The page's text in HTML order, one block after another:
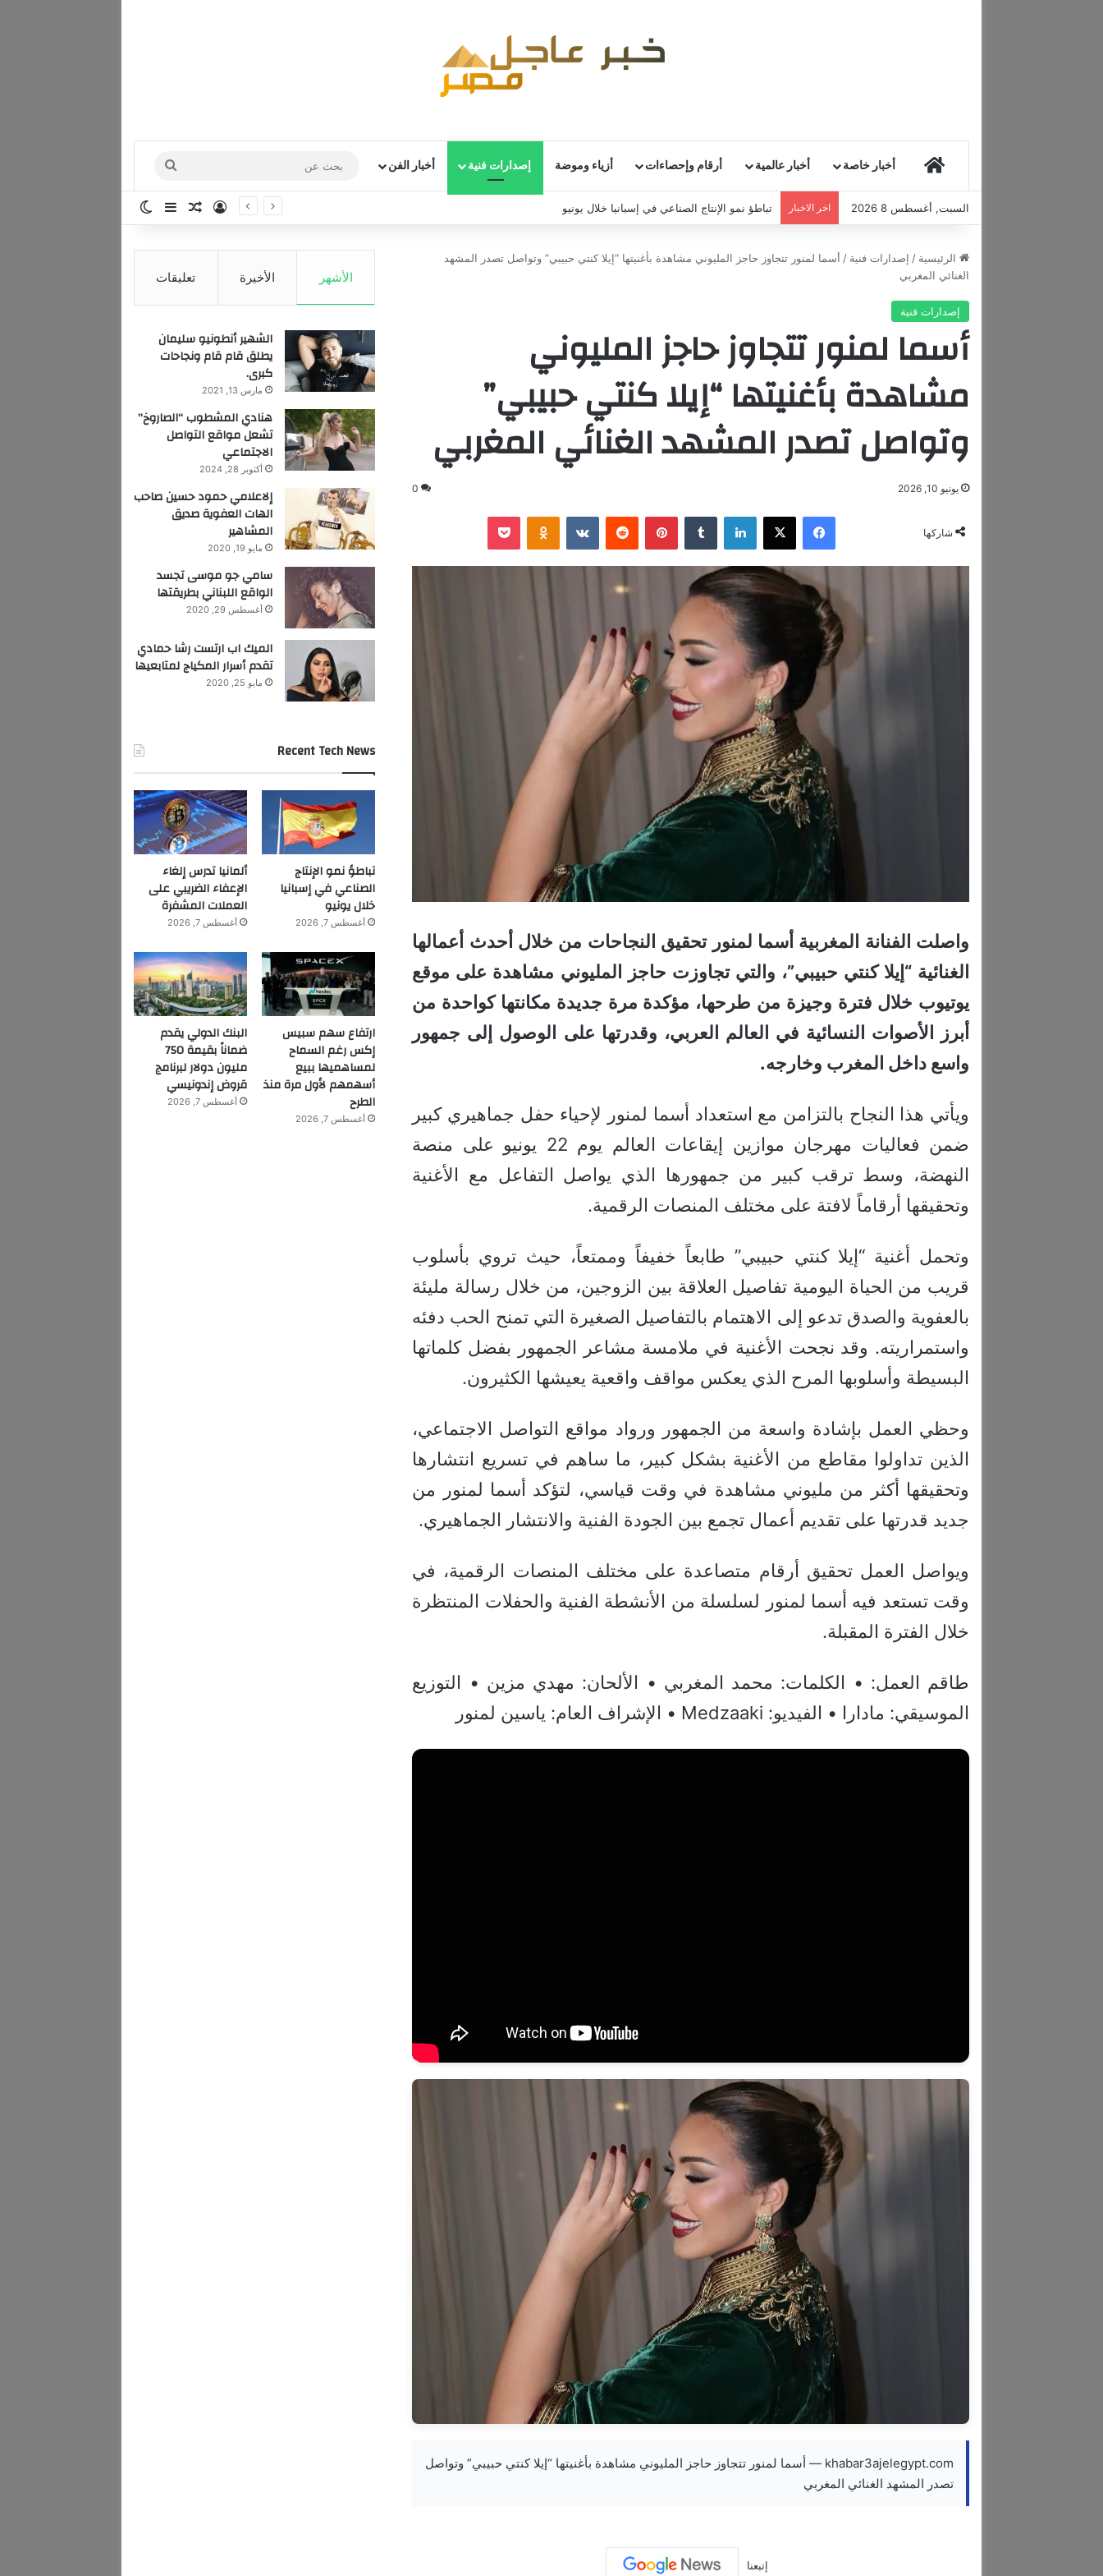
أخبار خاصة أخبار عالمية أرقام وإحصاءات أزياء وموضة إصدارات فنية أخبار الفن
عن
السبت, أغسطس 8 2026 اخر الاخبار تباطؤ نمو الإنتاج الصناعي في إسبانيا خلال يونيو تسجيل الدخول
مقال عشوائي
إضافة عمود جانبي
الرئيسية / إصدارات فنية / أسما لمنور تتجاوز حاجز المليوني مشاهدة بأغنيتها “إيلا كنتي حبيبي” وتواصل تصدر المشهد
الغنائي المغربي
إصدارات فنية
أسما لمنور تتجاوز حاجز المليوني
مشاهدة بأغنيتها “إيلا كنتي حبيبي”
وتواصل تصدر المشهد الغنائي المغربي
يونيو 10, 2026 0
شاركها
فيسبوك ‫X لينكدإن ‏Tumblr بينتيريست ‏Reddit
‏VKontakte
Odnoklassniki
‫Pocket
واصلت الفنانة المغربية أسما لمنور تحقيق النجاحات من خلال أحدث أعمالها
الغنائية “إيلا كنتي حبيبي”، والتي تجاوزت حاجز المليوني مشاهدة على موقع
يوتيوب خلال فترة وجيزة من طرحها، مؤكدة مرة جديدة مكانتها كواحدة من
أبرز الأصوات النسائية في العالم العربي، وقدرتها على الوصول إلى جمهور
واسع داخل المغرب وخارجه.
ويأتي هذا النجاح بالتزامن مع استعداد أسما لمنور لإحياء حفل جماهيري كبير
ضمن فعاليات مهرجان موازين إيقاعات العالم يوم 22 يونيو على منصة
النهضة، وسط ترقب كبير من جمهورها الذي يواصل التفاعل مع الأغنية
وتحقيقها أرقاماً لافتة على مختلف المنصات الرقمية.
وتحمل أغنية “إيلا كنتي حبيبي” طابعاً خفيفاً وممتعاً، حيث تروي بأسلوب
قريب من الحياة اليومية تفاصيل العلاقة بين الزوجين، من خلال رسالة مليئة
بالعفوية والصدق تدعو إلى الاهتمام بالتفاصيل الصغيرة التي تمنح الحب دفئه
واستمراريته. وقد نجحت الأغنية في ملامسة مشاعر الجمهور بفضل كلماتها
البسيطة وأسلوبها المرح الذي يعكس مواقف واقعية يعيشها الكثيرون.
وحظي العمل بإشادة واسعة من الجمهور ورواد مواقع التواصل الاجتماعي،
الذين تداولوا مقاطع من الأغنية بشكل كبير، ما ساهم في تسريع انتشارها
وتحقيقها أكثر من مليوني مشاهدة في وقت قياسي، لتؤكد أسما لمنور من
جديد قدرتها على تقديم أعمال تجمع بين الجودة الفنية والانتشار الجماهيري.
ويواصل العمل تحقيق أرقام متصاعدة على مختلف المنصات الرقمية، في
وقت تستعد فيه أسما لمنور لسلسلة من الأنشطة الفنية والحفلات المنتظرة
خلال الفترة المقبلة.
طاقم العمل: • الكلمات: محمد المغربي • الألحان: مهدي مزين • التوزيع
الموسيقي: مادارا • الفيديو: Medzaaki • الإشراف العام: ياسين لمنور
khabar3ajelegypt.com — أسما لمنور تتجاوز حاجز المليوني مشاهدة بأغنيتها “إيلا كنتي حبيبي” وتواصل
تصدر المشهد الغنائي المغربي
إتبعنا
الأشهر الأخيرة تعليقات
الشهير أنطونيو سليمان
يطلق قام قام ونجاحات
كبرى.
مارس 13, 2021
هنادي المشطوب “الصاروخ”
تشعل مواقع التواصل
الاجتماعي
أكتوبر 28, 2024
إلاعلامي حمود حسين صاحب
الهات العفوية صديق
المشاهير
مايو 19, 2020
سامي جو موسى تجسد
الواقع اللبناني بطريقتها
أغسطس 29, 2020
الميك اب ارتست رشا حمادي
تقدم أسرار المكياج لمتابعيها
مايو 25, 2020
Recent Tech News
تباطؤ نمو الإنتاج
الصناعي في إسبانيا
خلال يونيو
أغسطس 7, 2026
ألمانيا تدرس إلغاء
الإعفاء الضريبي على
العملات المشفرة
أغسطس 7, 2026
ارتفاع سهم سبيس
إكس رغم السماح
لمساهميها ببيع
أسهمهم لأول مرة منذ
الطرح
أغسطس 7, 2026
البنك الدولي يقدم
ضماناً بقيمة 750
مليون دولار لبرنامج
قروض إندونيسي
أغسطس 7, 2026